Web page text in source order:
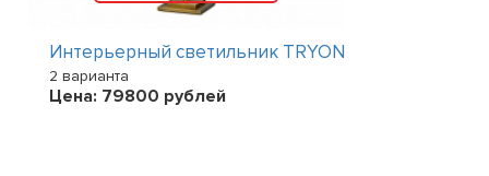
Интерьерный светильник TRYON
2 варианта
Цена: 79800 рублей